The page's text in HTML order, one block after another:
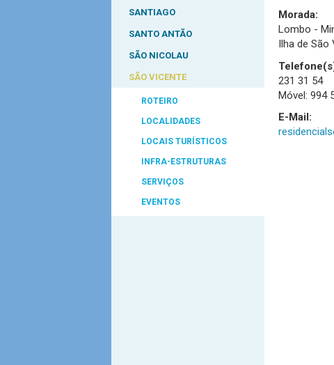
SANTIAGO
SANTO ANTÃO
SÃO NICOLAU
SÃO VICENTE
ROTEIRO
LOCALIDADES
LOCAIS TURÍSTICOS
INFRA-ESTRUTURAS
SERVIÇOS
EVENTOS
Morada:
Lombo -
Ilha de São
231 31 54
Móvel: 994
E-Mail: